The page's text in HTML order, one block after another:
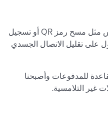
تعمل الخيارات التي لا تعمل باللمس مثل مسح رمز QR أو تسجيل
على تقليل الاتصال الجسدي
للمدفوعات وأصبحنا
غير التلامسية.